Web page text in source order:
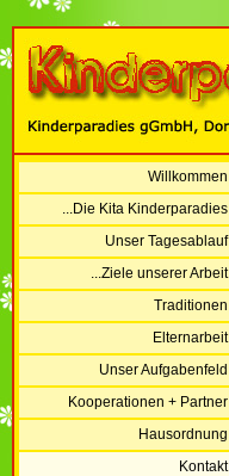
Willkommen
...Die Kita Kinderparadies
Unser Tagesablauf
...Ziele unserer Arbeit
Traditionen
Elternarbeit
Unser Aufgabenfeld
Kooperationen + Partner
Hausordnung
Kontakt